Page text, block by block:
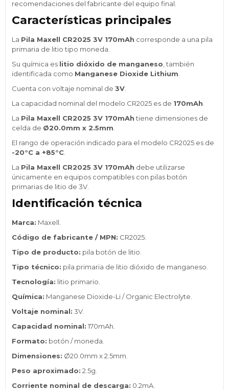
recomendaciones del fabricante del equipo final.
Características principales
La Pila Maxell CR2025 3V 170mAh corresponde a una pila
primaria de litio tipo moneda.
Su química es litio dióxido de manganeso , también
identificada como Manganese Dioxide Lithium
Cuenta con voltaje nominal de 3V
La capacidad nominal del modelo CR2025 es de 170mAh
La Pila Maxell CR2025 3V 170mAhtiene dimensiones de
celda de Ø20.0mm x 2.5mm
El rango de operación indicado para el modelo CR2025 es de
-20°C a +85°C
La Pila Maxell CR2025 3V 170mAh debe utilizarse
únicamente en equipos compatibles con pilas botón
primarias de litio de 3V.
Identificación técnica
Marca: Maxell.
Código de fabricante / MPN: CR2025.
Tipo de producto: pila botón de litio.
Tipo técnico: pila primaria de litio dióxido de manganeso.
Tecnología: litio primario.
Química: Manganese Dioxide-Li / Organic Electrolyte.
Voltaje nominal: 3V.
Capacidad nominal: 170mAh.
Formato: botón / moneda.
Dimensiones: Ø20.0mm x 2.5mm.
Peso aproximado: 2.5g.
Corriente nominal de descarga: 0.2mA.